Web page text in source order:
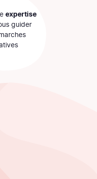
expertise
guider